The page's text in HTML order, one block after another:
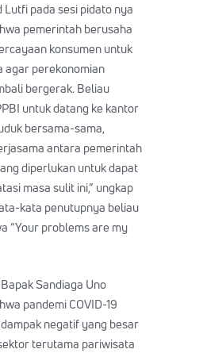
pada sesi pidato nya
pemerintah berusaha
konsumen untuk
agar perekonomian
bergerak. Beliau
untuk datang ke kantor
bersama-sama,
antara pemerintah
diperlukan untuk dapat
masa sulit ini,” ungkap
kata penutupnya beliau
“Your problems are my
Sandiaga Uno
pandemi COVID-19
negatif yang besar
terutama pariwisata